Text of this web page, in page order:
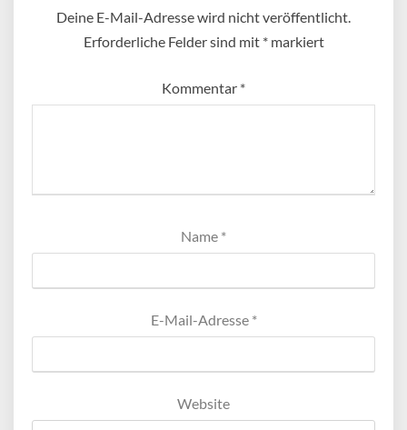
Deine E-Mail-Adresse wird nicht veröffentlicht.
Erforderliche Felder sind mit *markiert
Kommentar *
Name *
E-Mail-Adresse *
Website